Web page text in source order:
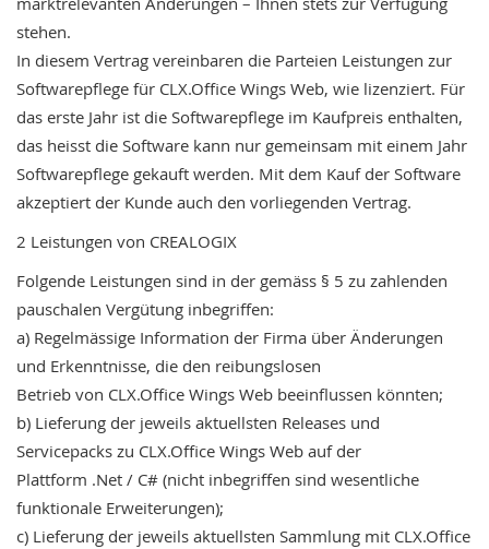
stehen.
In diesem Vertrag vereinbaren die Parteien Leistungen zur
Softwarepflege für CLX.Office Wings Web, wie lizenziert. Für
das erste Jahr ist die Softwarepflege im Kaufpreis enthalten,
das heisst die Software kann nur gemeinsam mit einem Jahr
Softwarepflege gekauft werden. Mit dem Kauf der Software
akzeptiert der Kunde auch den vorliegenden Vertrag.
2 Leistungen von CREALOGIX
Folgende Leistungen sind in der gemäss § 5 zu zahlenden
pauschalen Vergütung inbegriffen:
a) Regelmässige Information der Firma über Änderungen
und Erkenntnisse, die den reibungslosen
Betrieb von CLX.Office Wings Web beeinflussen könnten;
b) Lieferung der jeweils aktuellsten Releases und
Servicepacks zu CLX.Office Wings Web auf der
Plattform .Net / C# (nicht inbegriffen sind wesentliche
funktionale Erweiterungen);
c) Lieferung der jeweils aktuellsten Sammlung mit CLX.Office